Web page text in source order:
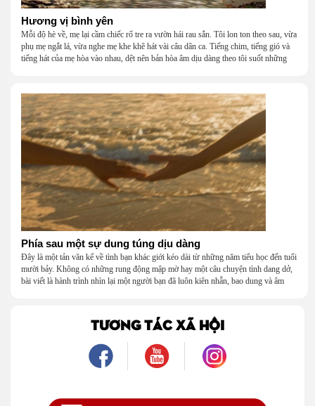
Hương vị bình yên
Mỗi độ hè về, mẹ lại cầm chiếc rổ tre ra vườn hái rau sắn. Tôi lon ton theo sau, vừa
phụ mẹ ngắt lá, vừa nghe mẹ khe khẽ hát vài câu dân ca. Tiếng chim, tiếng gió và
tiếng hát của mẹ hòa vào nhau, dệt nên bản hòa âm dịu dàng theo tôi suốt những
Phía sau một sự dung túng dịu dàng
Đây là một tản văn kể về tình bạn khác giới kéo dài từ những năm tiểu học đến tuổi
mười bảy. Không có những rung động mập mờ hay một câu chuyện tình dang dở,
bài viết là hành trình nhìn lại một người bạn đã luôn kiên nhẫn, bao dung và âm
là một mối tình, mà là một người luôn cho tôi quyền được là chính mình.
TƯƠNG TÁC XÃ HỘI